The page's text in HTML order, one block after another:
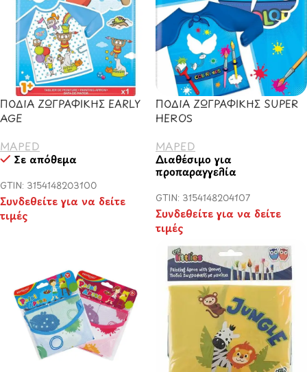
ΠΟΔΙΑ ΖΩΓΡΑΦΙΚΗΣ EARLY
AGE
MAPED
Σε απόθεμα
GTIN: 3154148203100
Συνδεθείτε για να δείτε
τιμές
ΠΟΔΙΑ ΖΩΓΡΑΦΙΚΗΣ SUPER
HEROS
MAPED
Διαθέσιμο για
προπαραγγελία
GTIN: 3154148204107
Συνδεθείτε για να δείτε
τιμές